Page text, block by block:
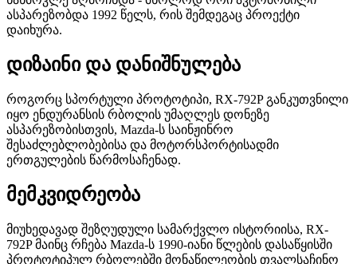
ასპარეზობდა 1992 წელს, რის შემდეგაც პროექტი
დაიხურა.
დიზაინი და დანიშნულება
როგორც სპორტული პროტოტიპი, RX-792P განკუთვნილი
იყო ენდურანსის რბოლის უმაღლეს დონეზე
ასპარეზობისთვის, Mazda-ს საინჟინრო
შესაძლებლობებისა და მოტორსპორტისადმი
ერთგულების წარმოსაჩენად.
მემკვიდრეობა
მიუხედავად შეზღუდული სამარქვლო ისტორიისა, RX-
792P მაინც რჩება Mazda-ს 1990-იანი წლების დასაწყისში
პროტოტიპულ რბოლებში მონაწილეობის თვალსაჩინო